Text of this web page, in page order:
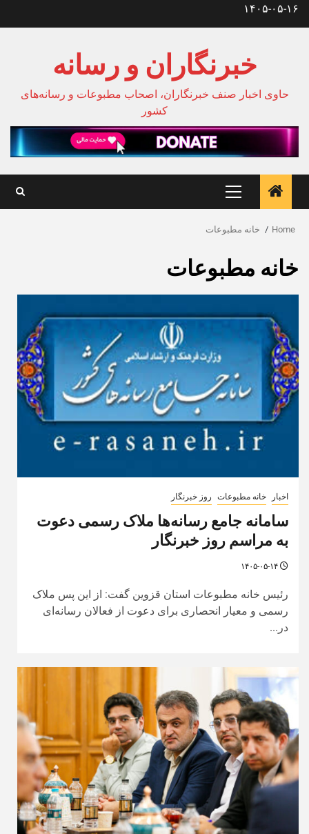
Skip۱۴۰۵-۰۵-۱۶
خبرنگاران و رسانه
حاوی اخبار صنف خبرنگاران، اصحاب مطبوعات و رسانه‌های
کشور
Primary
Menu
Home خانه مطبوعات
خانه مطبوعات
اخبار خانه مطبوعات روز خبرنگار
سامانه جامع رسانه‌ها ملاک رسمی دعوت
به مراسم روز خبرنگار
رئیس خانه مطبوعات استان قزوین گفت: از این پس ملاک
رسمی و معیار انحصاری برای دعوت از فعالان رسانه‌ای
در...